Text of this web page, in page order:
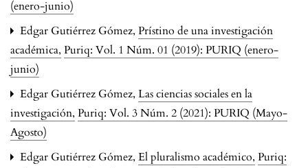
(enero-junio)
Edgar Gutiérrez Gómez, Prístino de una investigación
académica, Puriq: Vol. 1 Núm. 01 (2019): PURIQ (enero-
junio)
Edgar Gutiérrez Gómez, Las ciencias sociales en la
investigación, Puriq: Vol. 3 Núm. 2 (2021): PURIQ (Mayo-
Agosto)
Edgar Gutiérrez Gómez, El pluralismo académico, Puriq: